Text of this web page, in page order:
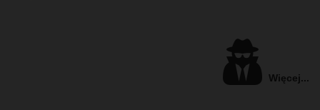
Więcej...